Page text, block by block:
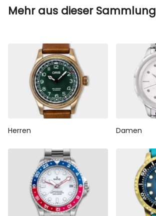
Mehr aus dieser Sammlung
Herren Damen